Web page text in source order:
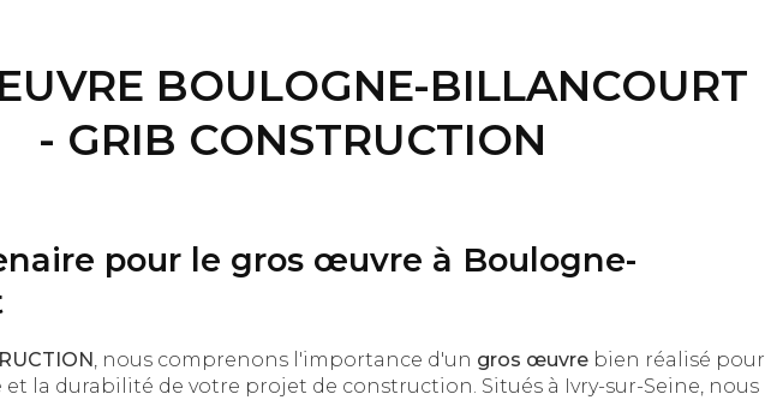
BOULOGNE-BILLANCOURT
- GRIB CONSTRUCTION
pour le gros œuvre à Boulogne-
, nous comprenons l'importance d'un gros œuvre bien réalisé pour
la durabilité de votre projet de construction. Situés à Ivry-sur-Seine, nous